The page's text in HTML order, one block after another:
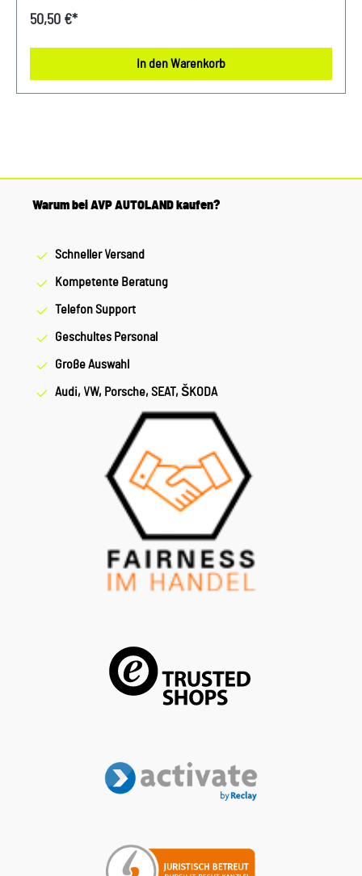
oder auf Kurztrips benötigst, ohne dir zu viel aufzuladen.
Integrierte seitliche Klemme zum Befestigen des
Schultergurts Geprägte Logos auf einer Seite für einen
50,50 €*
In den Warenkorb
Warum bei AVP AUTOLAND kaufen?
Schneller Versand
Kompetente Beratung
Telefon Support
Geschultes Personal
Große Auswahl
Audi, VW, Porsche, SEAT, ŠKODA